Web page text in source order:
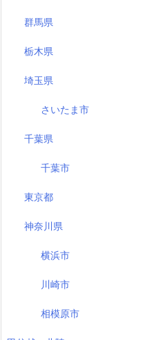
群馬県
栃木県
埼玉県
さいたま市
千葉県
千葉市
東京都
神奈川県
横浜市
川崎市
相模原市